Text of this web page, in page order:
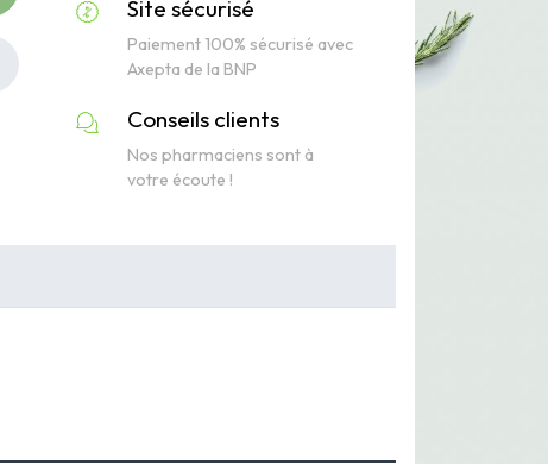
Site sécurisé
Paiement 100% sécurisé avec
Axepta de la BNP
Conseils clients
Nos pharmaciens sont à
votre écoute !